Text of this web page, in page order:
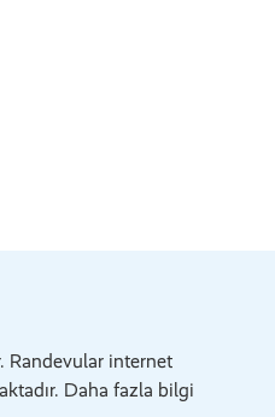
Randevular internet
Daha fazla bilgi